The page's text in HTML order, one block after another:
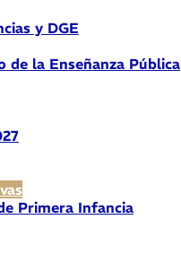
y DGE
de la Enseñanza Pública
Primera Infancia